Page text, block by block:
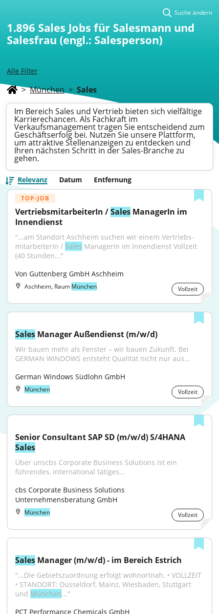
Alle Filter
Suche ändern
1.896 Sales Jobs für Salesmann und
Salesfrau (engl.: Salesperson)
> München > Sales
Im Bereich Sales und Vertrieb bieten sich vielfältige
Karrierechancen. Als Fachkraft im
Verkaufsmanagement tragen Sie entscheidend zum
Geschäftserfolg bei. Nutzen Sie unsere Plattform,
um attraktive Stellenanzeigen zu entdecken und
Ihren nächsten Schritt in der Sales-Branche zu
gehen.
Relevanz Datum Entfernung
TOP-JOB
VertriebsmitarbeiterIn / Sales ManagerIn im
Innendienst
"...am Standort Aschheim suchen wir eine/n Vertriebs­
mitarbeiterIn / Sales ManagerIn im Innendienst Vollzeit
(40 Stunden..."
Von Guttenberg GmbH Aschheim
Aschheim, Raum München Vollzeit
Sales Manager Außendienst (m/w/d)
Wir bauen mehr als Fenster – wir bauen Zukunft. Bei
GERMAN WINDOWS entsteht Qualität nicht nur aus...
German Windows Südlohn GmbH
München Vollzeit
Sales
Über unscbs Corporate Business Solutions ist ein
führendes, international tätiges...
cbs Corporate Business Solutions
Unternehmensberatung GmbH
München Vollzeit
Sales Manager (m/w/d) - im Bereich Estrich
"...Die Gebietszuordnung erfolgt wohnortnah. • VOLLZEIT
• STANDORT: Düsseldorf, Mainz, Wiesbaden, Stuttgart
und München..."
PCT Performance Chemicals GmbH